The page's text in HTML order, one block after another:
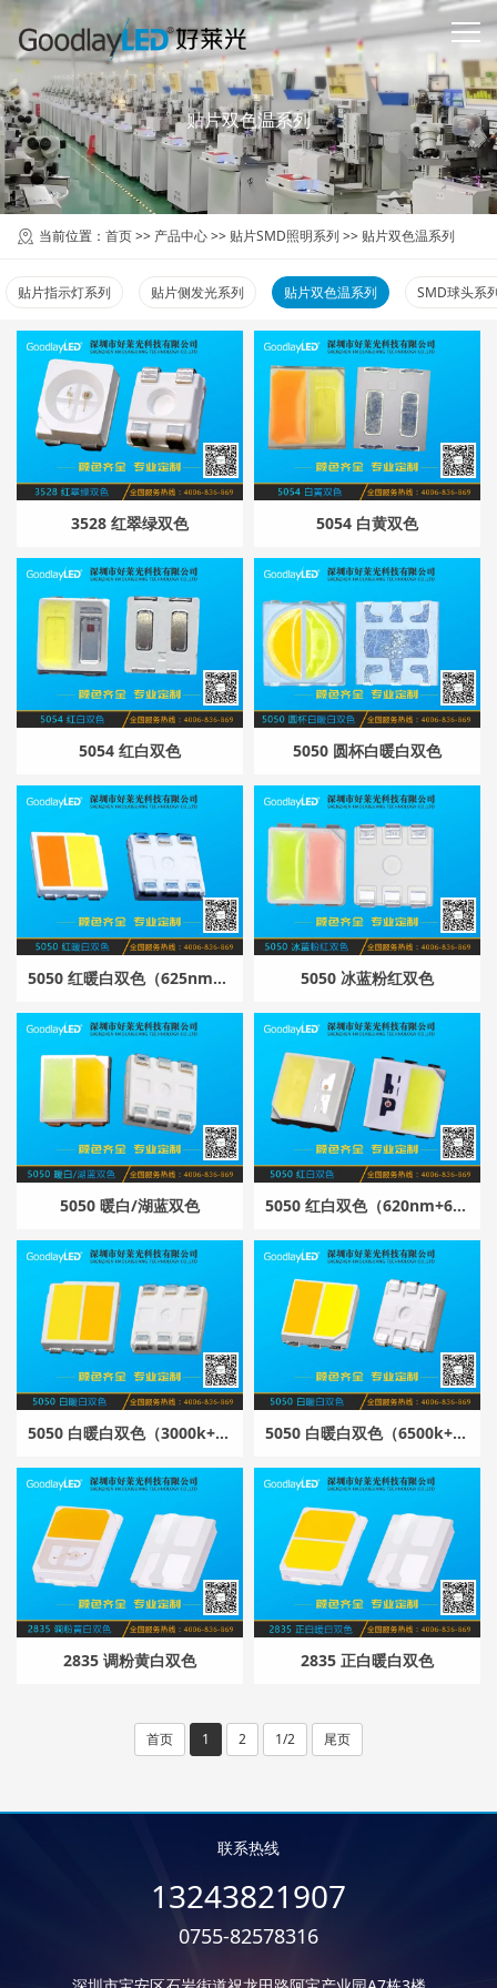
贴片双色温系列
当前位置： 首页>> 产品中心>> 贴片SMD照明系列>> 贴片双色温系列
贴片指示灯系列 贴片侧发光系列 贴片双色温系列 SMD球头系
3528 红翠绿双色 5054 白黄双色
5054 红白双色 5050 圆杯白暖白双色
5050 红暖白双色（625nm+3000k） 5050 冰蓝粉红双色
5050 暖白/湖蓝双色 5050 红白双色（620nm+6500k）
5050 白暖白双色（3000k+6500k） 5050 白暖白双色（6500k+3000k）
2835 调粉黄白双色 2835 正白暖白双色
首页 1 2 1/2 尾页
联系热线
13243821907
0755-82578316